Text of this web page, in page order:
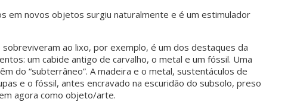
em novos objetos surgiu naturalmente e é um estimulador
ao lixo, por exemplo, é um dos destaques da
um cabide antigo de carvalho, o metal e um fóssil. Uma
do “subterrâneo”. A madeira e o metal, sustentáculos de
e o fóssil, antes encravado na escuridão do subsolo, preso
agora como objeto/arte.